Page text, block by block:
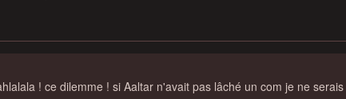
! ce dilemme ! si Aaltar n'avait pas lâché un com je ne serais